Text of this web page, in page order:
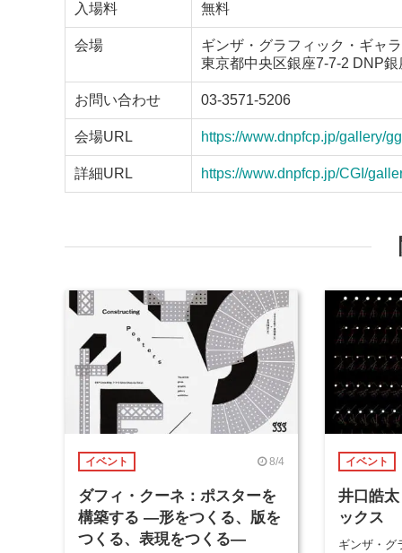
入場料 無料
会場
ギンザ・グラフィック・ギャ
東京都中央区銀座7-7-2 DNP
お問い合わせ 03-3571-5206
会場URL https://www.dnpfcp.jp/gallery/
詳細URL https://www.dnpfcp.jp/CGI/
イベント 8/4
ダフィ・クーネ：ポスターを
構築する ―形をつくる、版を
つくる、表現をつくる―
イベント
井口皓
ックス
ギンザ・グ